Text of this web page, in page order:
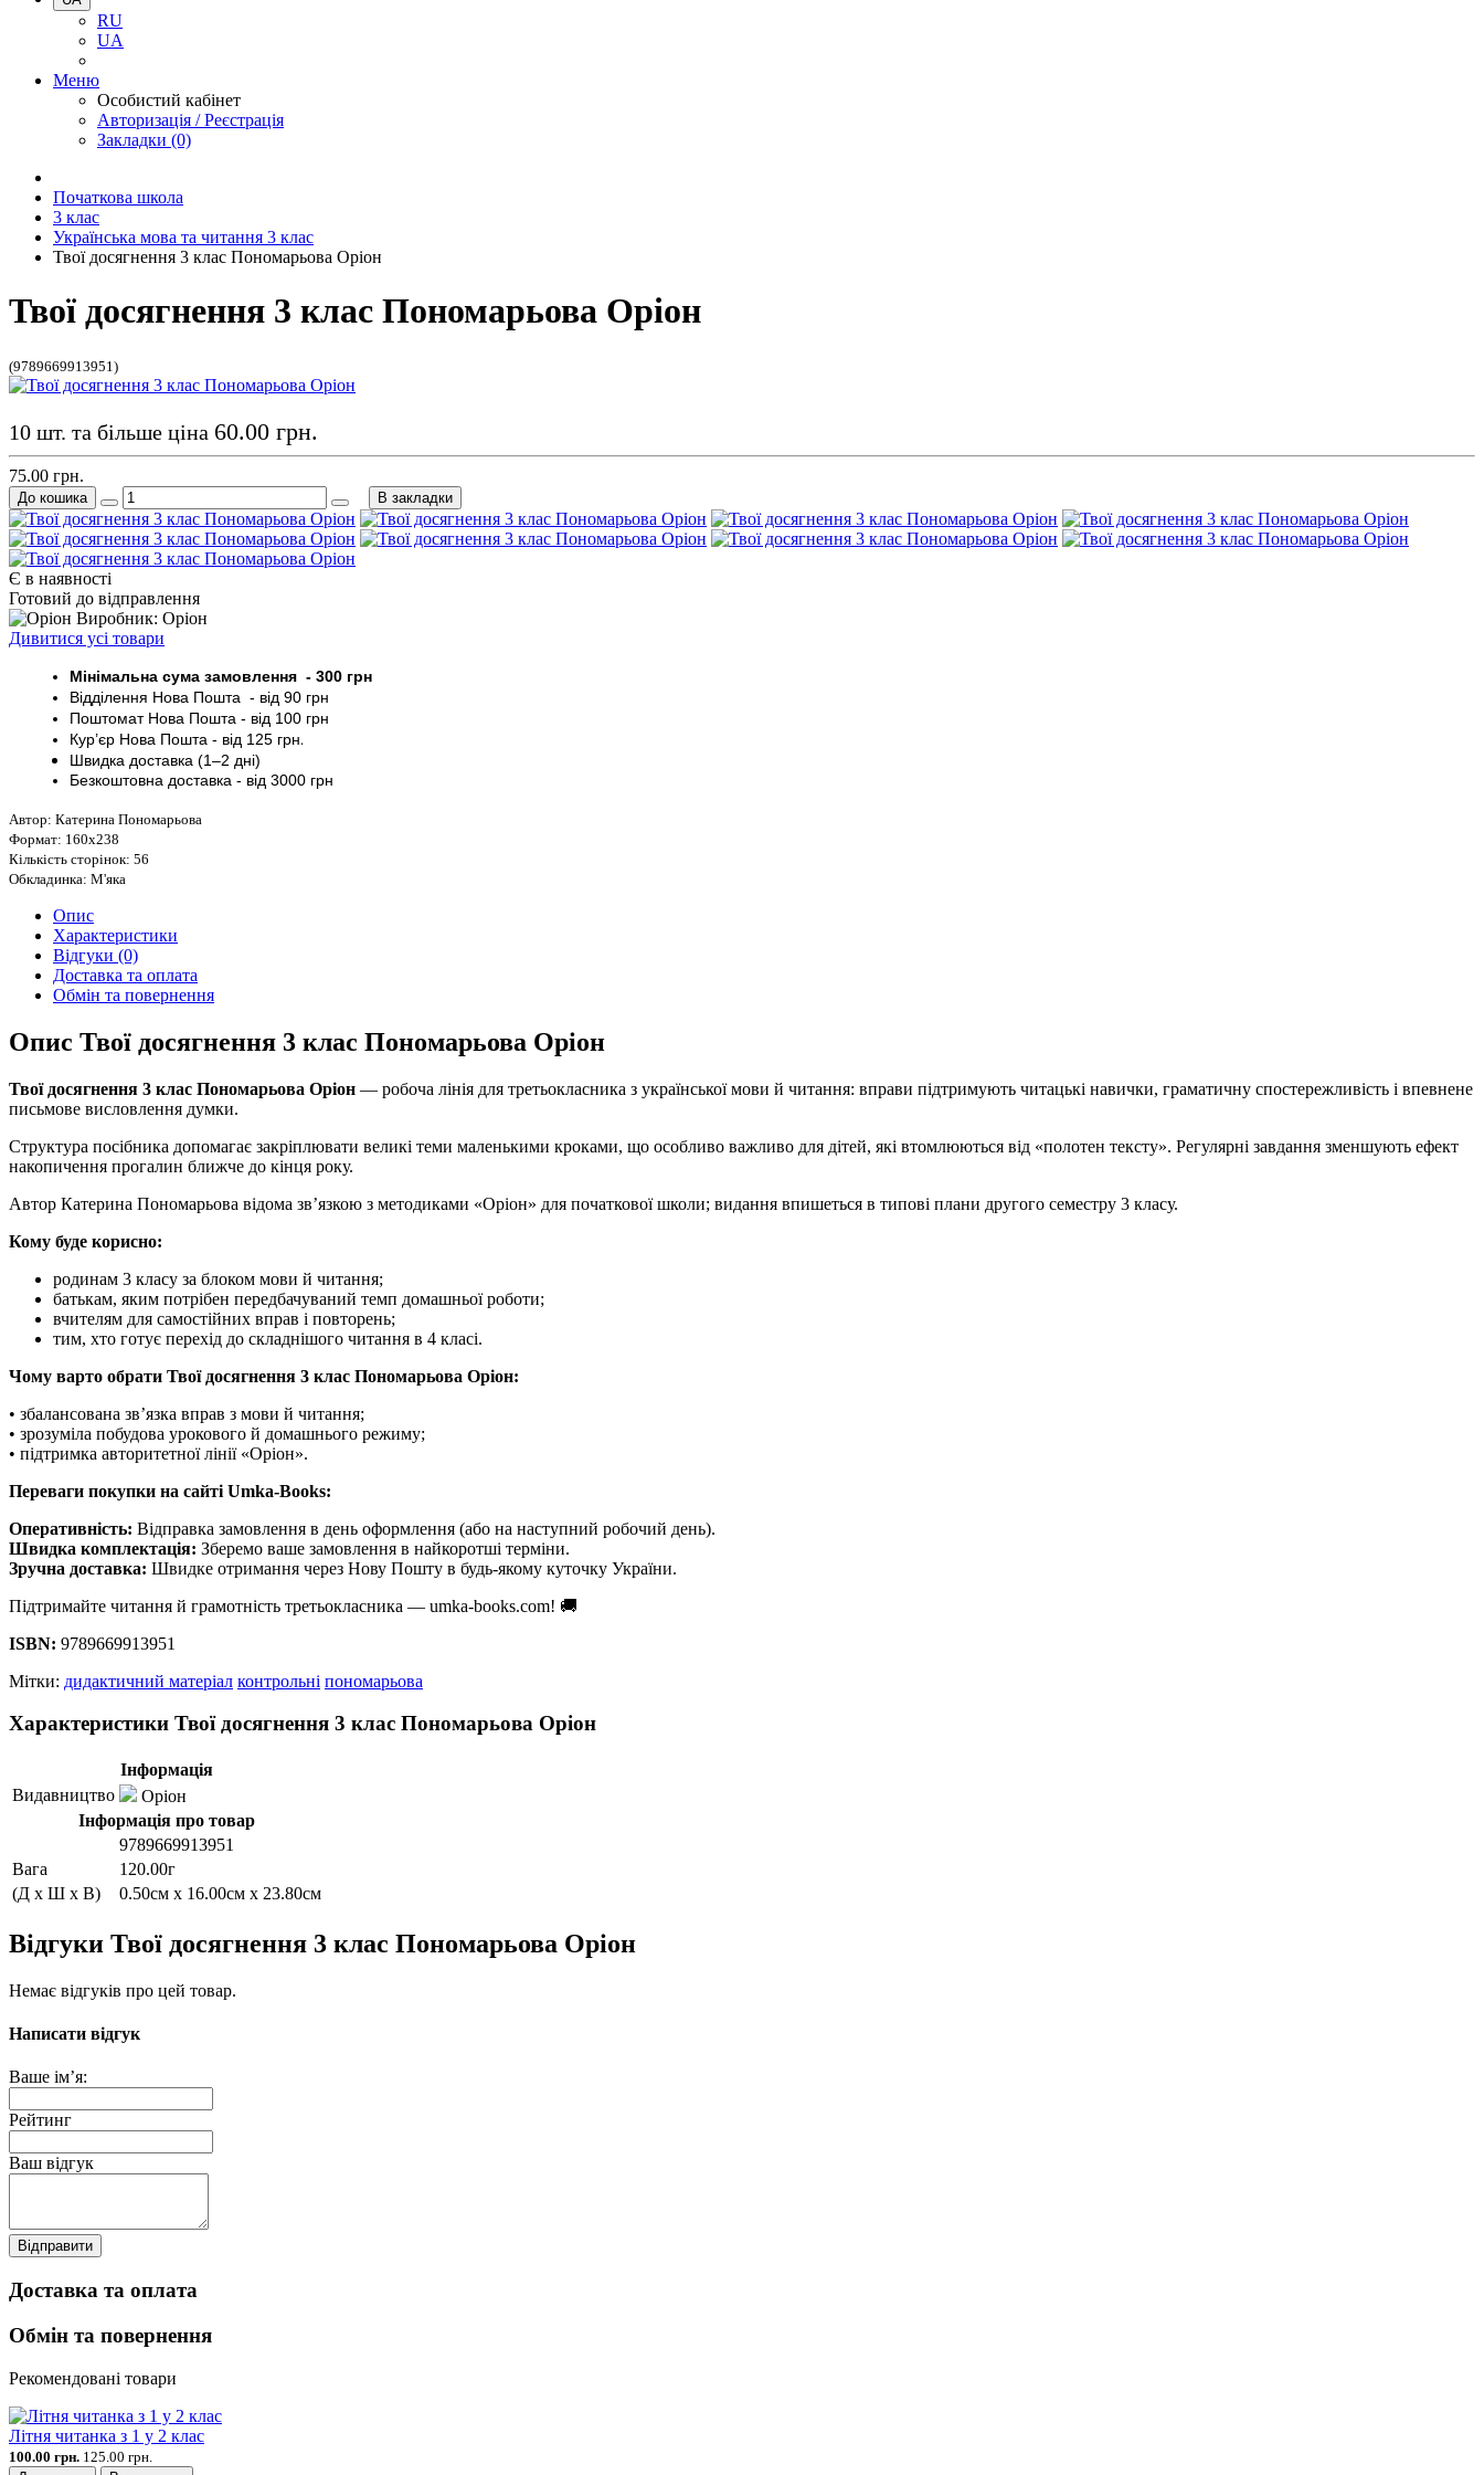
RU
UA
Меню
Особистий кабінет
Авторизація / Реєстрація
Закладки (0)
Початкова школа
3 клас
Українська мова та читання 3 клас
Твої досягнення 3 клас Пономарьова Оріон
Твої досягнення 3 клас Пономарьова Оріон
(9789669913951)
Є в наявності
Готовий до відправлення
Виробник: Оріон
Дивитися усі товари
Мінімальна сума замовлення - 300 грн
Відділення Нова Пошта - від 90 грн
ПоштоматНова Пошта - від 100 грн
Кур’єр Нова Пошта - від 125 грн.
Швидка доставка (1–2 дні)
Безкоштовна доставка - від 3000 грн
Автор: Катерина Пономарьова
Формат: 160х238
Кількість сторінок: 56
Обкладинка: М'яка
10 шт. та більше ціна 60.00 грн.
75.00 грн.
До кошика В закладки
Опис
Характеристики
Відгуки (0)
Доставка та оплата
Обмін та повернення
Опис Твої досягнення 3 клас Пономарьова Оріон
Твої досягнення 3 клас Пономарьова Оріон — робоча лінія для третьокласника з української мови й читання: вправи підтримують читацькі навички, граматичну спостережливість і впевнене
письмове висловлення думки.
Структура посібника допомагає закріплювати великі теми маленькими кроками, що особливо важливо для дітей, які втомлюються від «полотен тексту». Регулярні завдання зменшують ефект
накопичення прогалин ближче до кінця року.
Автор Катерина Пономарьова відома зв’язкою з методиками «Оріон» для початкової школи; видання впишеться в типові плани другого семестру 3 класу.
Кому буде корисно:
родинам 3 класу за блоком мови й читання;
батькам, яким потрібен передбачуваний темп домашньої роботи;
вчителям для самостійних вправ і повторень;
тим, хто готує перехід до складнішого читання в 4 класі.
Чому варто обрати Твої досягнення 3 клас Пономарьова Оріон:
• збалансована зв’язка вправ з мови й читання;
• зрозуміла побудова урокового й домашнього режиму;
• підтримка авторитетної лінії «Оріон».
Переваги покупки на сайті Umka-Books:
Оперативність: Відправка замовлення в день оформлення (або на наступний робочий день).
Швидка комплектація: Зберемо ваше замовлення в найкоротші терміни.
Зручна доставка: Швидке отримання через Нову Пошту в будь-якому куточку України.
Підтримайте читання й грамотність третьокласника — umka-books.com! 🚚
ISBN: 9789669913951
Мітки: дидактичний матеріал контрольні пономарьова
Характеристики Твої досягнення 3 клас Пономарьова Оріон
Інформація
Видавництво
Оріон
Інформація про товар
9789669913951
Вага
120.00г
(Д x Ш x В)
0.50см x 16.00см x 23.80см
Відгуки Твої досягнення 3 клас Пономарьова Оріон
Немає відгуків про цей товар.
Написати відгук
Ваше ім’я:
Рейтинг
Ваш відгук
Відправити
Доставка та оплата
Обмін та повернення
Рекомендовані товари
Літня читанка з 1 у 2 клас
100.00 грн. 125.00 грн.